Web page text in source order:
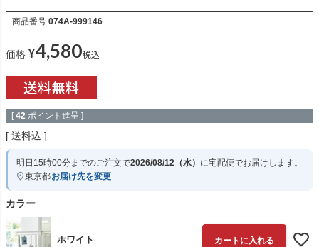
商品番号 074A-999146
価格 ¥4,580税込
[ 42 ポイント進呈 ]
送料込
明日 15時00分までのご注文で2026/08/12（水） に宅配便でお届けします。
東京都お届け先を変更
カラー
ホワイト カートに入れる